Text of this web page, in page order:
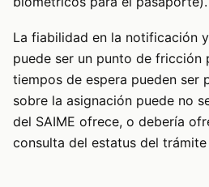
La fiabilidad en la notificación
puede ser un punto de fricción
tiempos de espera pueden ser
sobre la asignación puede no
del SAIME ofrece, o debería
consulta del estatus del